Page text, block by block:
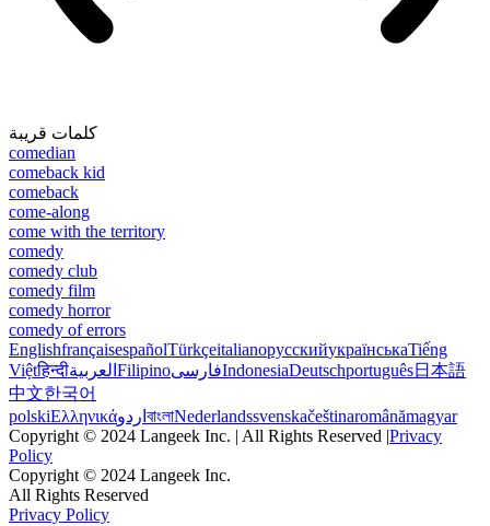
كلمات قريبة
comedian
comeback kid
comeback
come-along
come with the territory
comedy
comedy club
comedy film
comedy horror
comedy of errors
EnglishfrançaisespañolTürkçeitalianoрусскийукраїнськаTiếng
Việtहिन्दीالعربية FilipinoفارسیIndonesiaDeutschportuguês日本語
中文한국어
polskiΕλληνικάاردو বাংলাNederlandssvenskačeštinaromânămagyar
Copyright © 2024 Langeek Inc. | All Rights Reserved |Privacy
Policy
Copyright © 2024 Langeek Inc.
All Rights Reserved
Privacy Policy